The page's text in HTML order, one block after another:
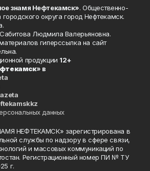
знамя Нефтекамск». Общественно-
городского округа город Нефтекамск.
Людмила Валерьяновна.
гиперссылка на сайт
продукции 12+
» в
данных
НЕФТЕКАМСК» зарегистрирована в
службы по надзору в сфере связи,
и массовых коммуникаций по
Регистрационный номер ПИ № ТУ
г.